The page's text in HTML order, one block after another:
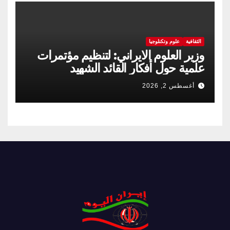
الثقافية علوم وتكنلوجيا
وزير العلوم الايراني: لتنظيم مؤتمرات
علمية حول أفكار القائد الشهيد
أغسطس 2, 2026